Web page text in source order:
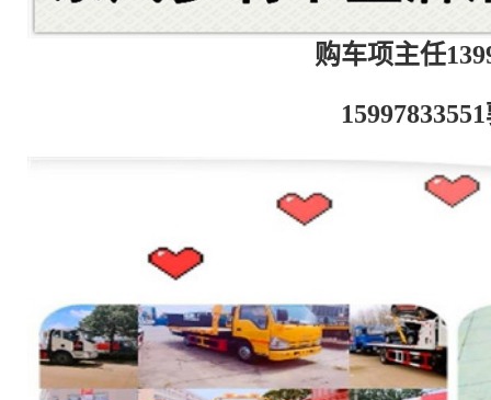
购车项主任